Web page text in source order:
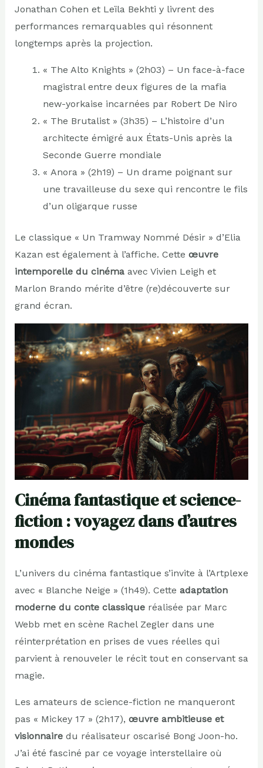
Jonathan Cohen et Leïla Bekhti y livrent des
performances remarquables qui résonnent
longtemps après la projection.
« The Alto Knights » (2h03) – Un face-à-face
magistral entre deux figures de la mafia
new-yorkaise incarnées par Robert De Niro
« The Brutalist » (3h35) – L’histoire d’un
architecte émigré aux États-Unis après la
Seconde Guerre mondiale
« Anora » (2h19) – Un drame poignant sur
une travailleuse du sexe qui rencontre le fils
d’un oligarque russe
Le classique « Un Tramway Nommé Désir » d’Elia
Kazan est également à l’affiche. Cette œuvre
intemporelle du cinémaavec Vivien Leigh et
Marlon Brando mérite d’être (re)découverte sur
grand écran.
Cinéma fantastique et science-
fiction : voyagez dans d’autres
mondes
L’univers du cinéma fantastique s’invite à l’Artplexe
avec « Blanche Neige » (1h49). Cette adaptation
moderne du conte classiqueréalisée par Marc
Webb met en scène Rachel Zegler dans une
réinterprétation en prises de vues réelles qui
parvient à renouveler le récit tout en conservant sa
magie.
Les amateurs de science-fiction ne manqueront
pas « Mickey 17 » (2h17), œuvre ambitieuse et
visionnairedu réalisateur oscarisé Bong Joon-ho.
J’ai été fasciné par ce voyage interstellaire où